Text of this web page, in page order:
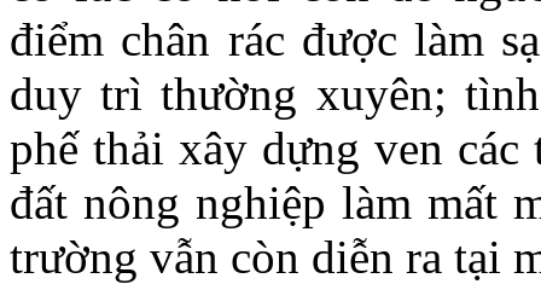
điểm chân rác được làm
duy trì thường xuyên;
phế thải xây dựng ven
đất nông nghiệp làm mất
trường vẫn còn diễn ra tại